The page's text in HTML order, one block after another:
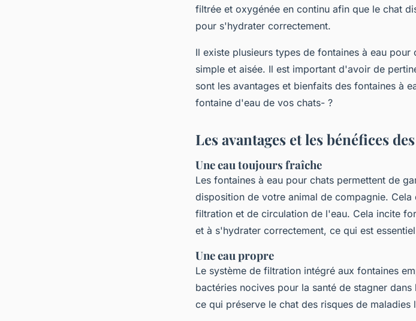
filtrée et oxygénée en continu afin que le chat
pour s'hydrater correctement.
Il existe plusieurs types de fontaines à eau
simple et aisée. Il est important d'avoir de
sont les avantages et bienfaits des fontaines à
fontaine d'eau de vos chats- ?
Les avantages et les bénéfices
Une eau toujours fraîche
Les fontaines à eau pour chats permettent de
disposition de votre animal de compagnie.
filtration et de circulation de l'eau. Cela incite
et à s'hydrater correctement, ce qui est
Une eau propre
Le système de filtration intégré aux fontaines
bactéries nocives pour la santé de stagner
ce qui préserve le chat des risques de maladies